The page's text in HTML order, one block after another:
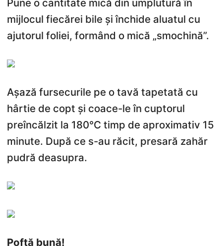
Pune o cantitate mică din umplutură în
mijlocul fiecărei bile și închide aluatul cu
ajutorul foliei, formând o mică „smochină”.
Așază fursecurile pe o tavă tapetată cu
hârtie de copt și coace-le în cuptorul
preîncălzit la 180°C timp de aproximativ 15
minute. După ce s-au răcit, presară zahăr
pudră deasupra.
Poftă bună!